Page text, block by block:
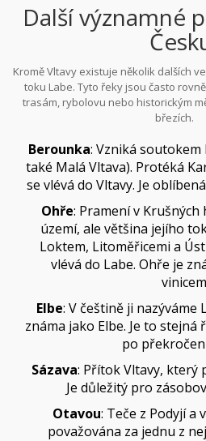
Další významné
Kromě Vltavy existuje několik dalších
toku Labe. Tyto řeky jsou často
trasám, rybolovu nebo historickým
březích.
Berounka: Vzniká
také Malá Vltava). Protéká
se vlévá do Vltavy. Je
Ohře: Pramení v
území, ale většina jejího
Loktem, Litoměřicemi a
vlévá do Labe. Ohře je
Elbe: V češtině ji nazýváme
známa jako Elbe. Je to stejná
po
Sázava: Přítok Vltavy, který
Je důležitý pro
Otavou: Teče z Podyjí a
považována za jednu z